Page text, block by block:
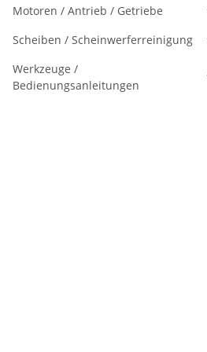
Motoren / Antrieb / Getriebe
Scheiben / Scheinwerferreinigung
Werkzeuge /
Bedienungsanleitungen